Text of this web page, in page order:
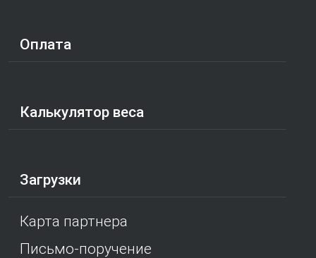
Оплата
Калькулятор веса
Загрузки
Карта партнера
Письмо-поручение